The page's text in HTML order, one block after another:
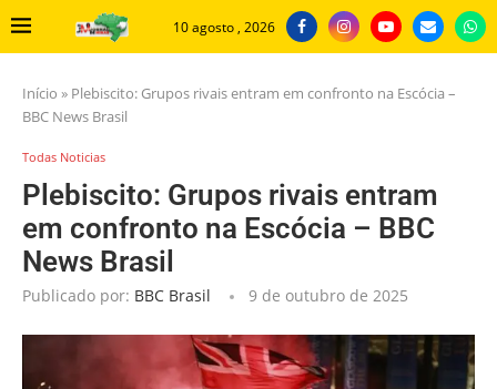
10 agosto , 2026
Início » Plebiscito: Grupos rivais entram em confronto na Escócia –
BBC News Brasil
Todas Noticias
Plebiscito: Grupos rivais entram
em confronto na Escócia – BBC
News Brasil
Publicado por: BBC Brasil 9 de outubro de 2025